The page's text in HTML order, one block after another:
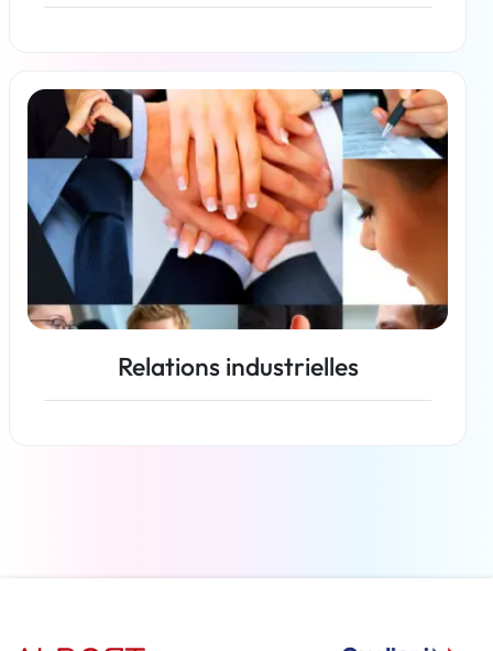
En savoir plus
Relations industrielles